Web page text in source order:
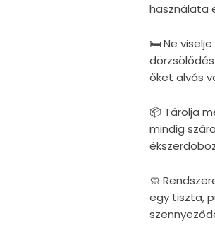
használata
🛏 Ne
őket alvás
📦 Tárolja
mindig
🧼
egy tiszta,